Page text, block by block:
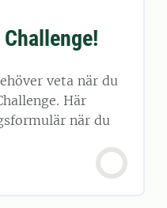
veta när du
Här
när du